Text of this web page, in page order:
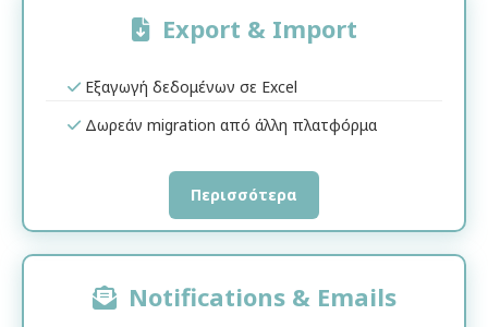
Export & Import
Εξαγωγή δεδομένων σε Excel
Δωρεάν migration από άλλη πλατφόρμα
Περισσότερα
Notifications & Emails